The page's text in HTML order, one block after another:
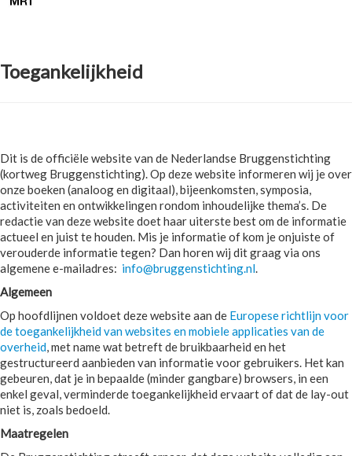
Toegankelijkheid
Dit is de officiële website van de Nederlandse Bruggenstichting
(kortweg Bruggenstichting). Op deze website informeren wij je over
onze boeken (analoog en digitaal), bijeenkomsten, symposia,
activiteiten en ontwikkelingen rondom inhoudelijke thema’s. De
redactie van deze website doet haar uiterste best om de informatie
actueel en juist te houden. Mis je informatie of kom je onjuiste of
verouderde informatie tegen? Dan horen wij dit graag via ons
algemene e-mailadres: info@bruggenstichting.nl
Algemeen
Op hoofdlijnen voldoet deze website aan de Europese richtlijn voor
de toegankelijkheid van websites en mobiele applicaties van de
overheid , met name wat betreft de bruikbaarheid en het
gestructureerd aanbieden van informatie voor gebruikers. Het kan
gebeuren, dat je in bepaalde (minder gangbare) browsers, in een
enkel geval, verminderde toegankelijkheid ervaart of dat de lay-out
niet is, zoals bedoeld.
Maatregelen